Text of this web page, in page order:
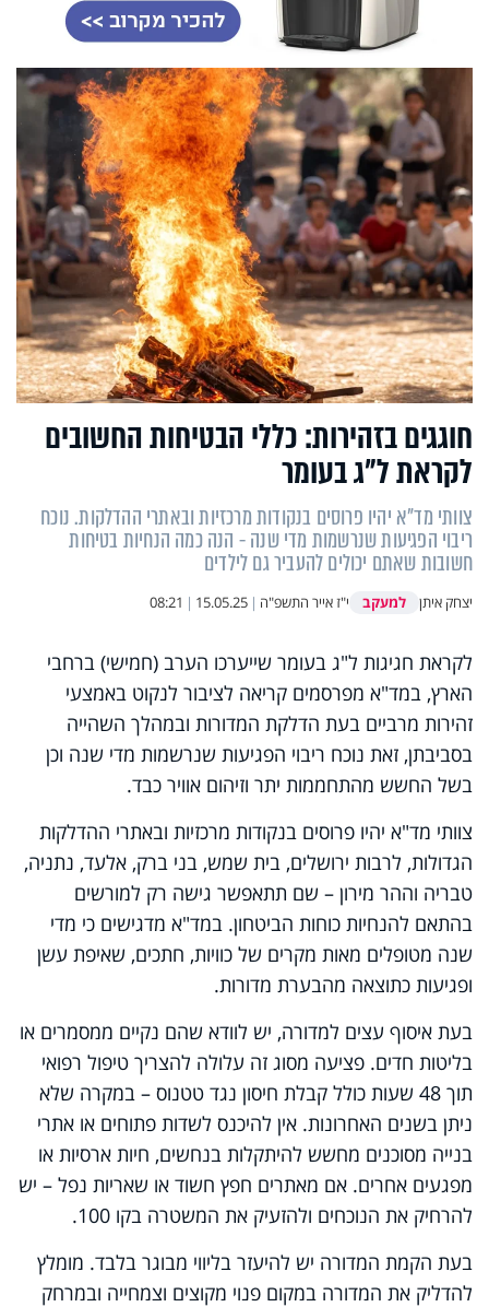
חוגגים בזהירות: כללי הבטיחות החשובים
לקראת ל"ג בעומר
צוותי מד"א יהיו פרוסים בנקודות מרכזיות ובאתרי ההדלקות. נוכח
ריבוי הפגיעות שנרשמות מדי שנה - הנה כמה הנחיות בטיחות
חשובות שאתם יכולים להעביר גם לילדים
יצחק איתן למעקב י"ז אייר התשפ"ה |
15.05.25
|
08:21
לקראת חגיגות ל"ג בעומר שייערכו הערב (חמישי) ברחבי
הארץ, במד"א מפרסמים קריאה לציבור לנקוט באמצעי
זהירות מרביים בעת הדלקת המדורות ובמהלך השהייה
בסביבתן, זאת נוכח ריבוי הפגיעות שנרשמות מדי שנה וכן
בשל החשש מהתחממות יתר וזיהום אוויר כבד.
צוותי מד"א יהיו פרוסים בנקודות מרכזיות ובאתרי ההדלקות
הגדולות, לרבות ירושלים, בית שמש, בני ברק, אלעד, נתניה,
טבריה וההר מירון – שם תתאפשר גישה רק למורשים
בהתאם להנחיות כוחות הביטחון. במד"א מדגישים כי מדי
שנה מטופלים מאות מקרים של כוויות, חתכים, שאיפת עשן
ופגיעות כתוצאה מהבערת מדורות.
בעת איסוף עצים למדורה, יש לוודא שהם נקיים ממסמרים או
בליטות חדים. פציעה מסוג זה עלולה להצריך טיפול רפואי
תוך 48 שעות כולל קבלת חיסון נגד טטנוס – במקרה שלא
ניתן בשנים האחרונות. אין להיכנס לשדות פתוחים או אתרי
בנייה מסוכנים מחשש להיתקלות בנחשים, חיות ארסיות או
מפגעים אחרים. אם מאתרים חפץ חשוד או שאריות נפל – יש
להרחיק את הנוכחים ולהזעיק את המשטרה בקו 100.
בעת הקמת המדורה יש להיעזר בליווי מבוגר בלבד. מומלץ
להדליק את המדורה במקום פנוי מקוצים וצמחייה ובמרחק